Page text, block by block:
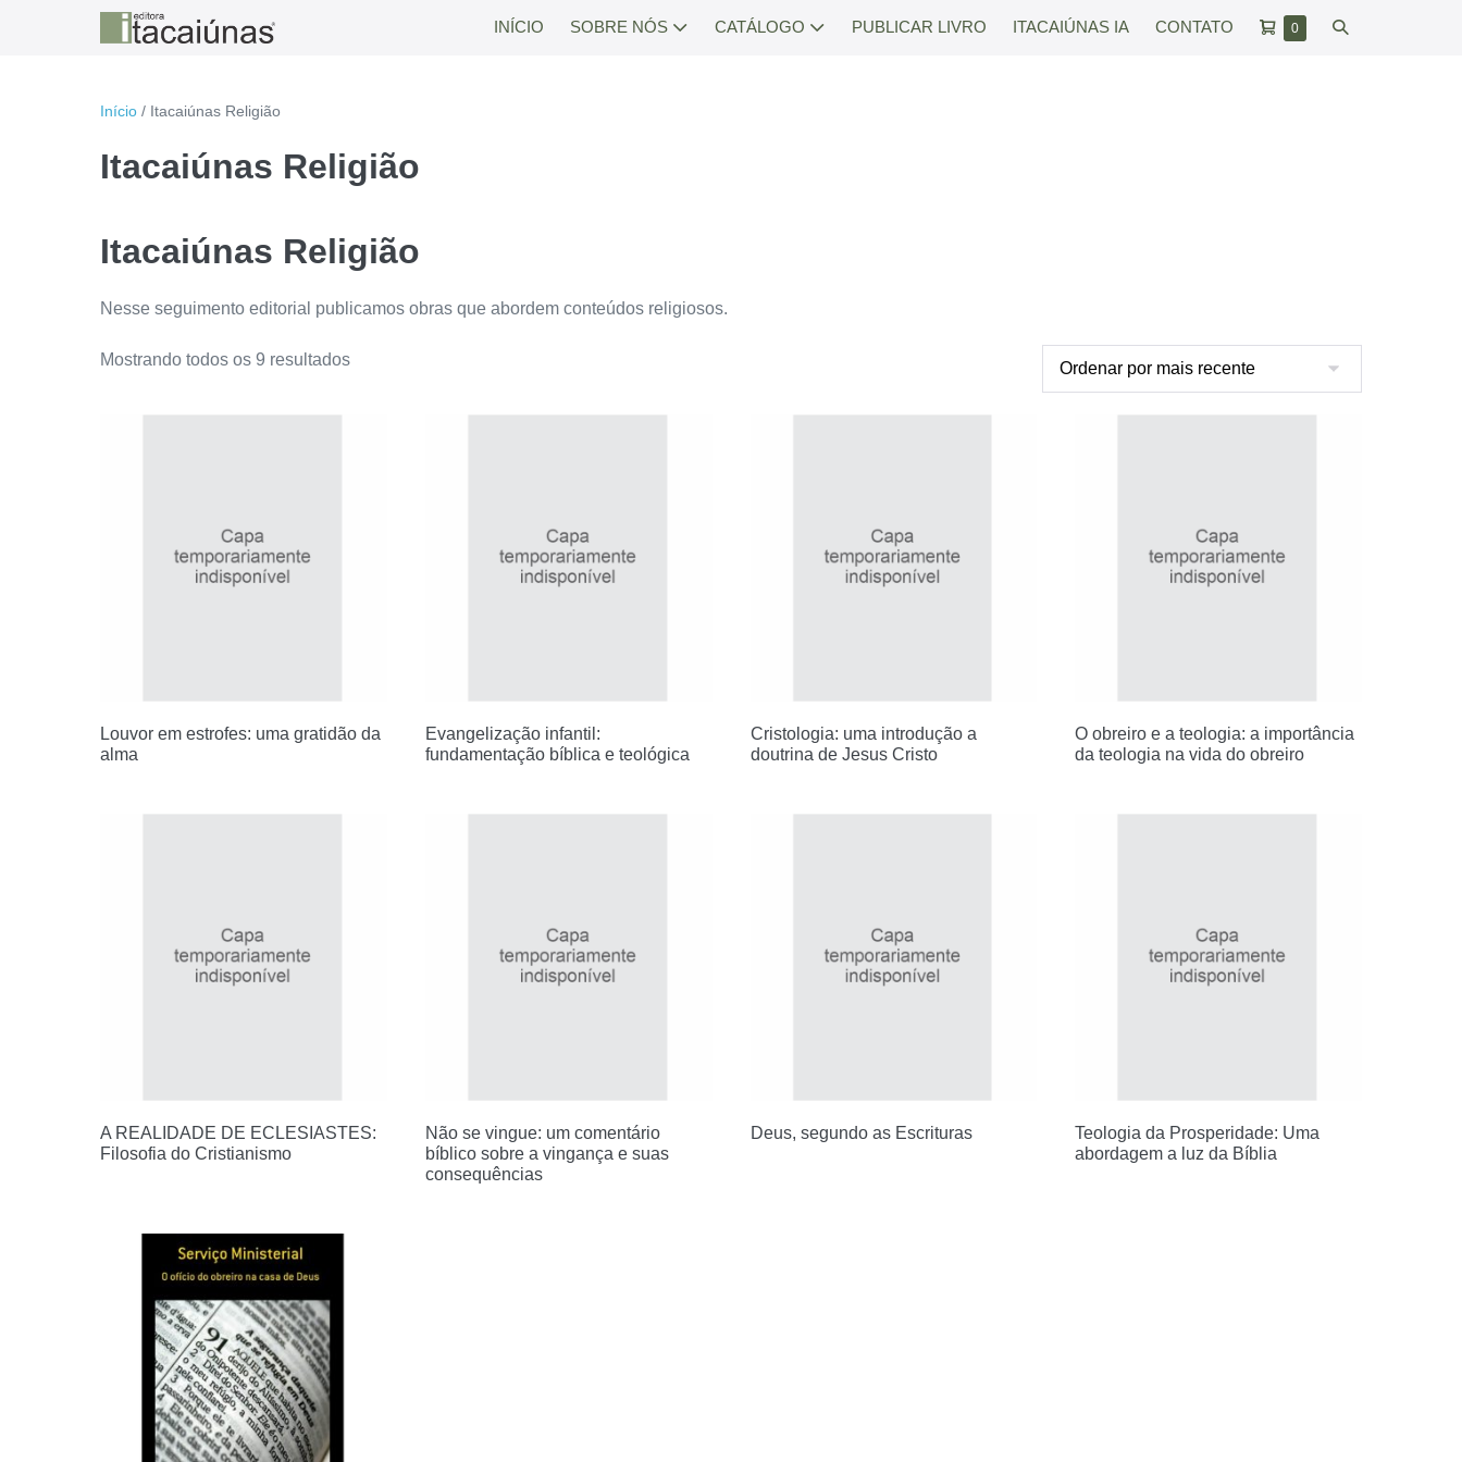
INÍCIO SOBRE NÓS CATÁLOGO PUBLICAR LIVRO ITACAIÚNAS IA CONTATO
Carrinho
0Itens
Alternar
Início / Itacaiúnas Religião
Itacaiúnas Religião
Itacaiúnas Religião
Nesse seguimento editorial publicamos obras que abordem conteúdos religiosos.
Mostrando todos os 9 resultadosClassificado
Louvor em estrofes: uma gratidão da
alma
Evangelização infantil:
fundamentação bíblica e teológica
Cristologia: uma introdução a
doutrina de Jesus Cristo
O obreiro e a teologia: a importância
da teologia na vida do obreiro
A REALIDADE DE ECLESIASTES:
Filosofia do Cristianismo
Não se vingue: um comentário
bíblico sobre a vingança e suas
consequências
Deus, segundo as Escrituras
Teologia da Prosperidade: Uma
abordagem a luz da Bíblia